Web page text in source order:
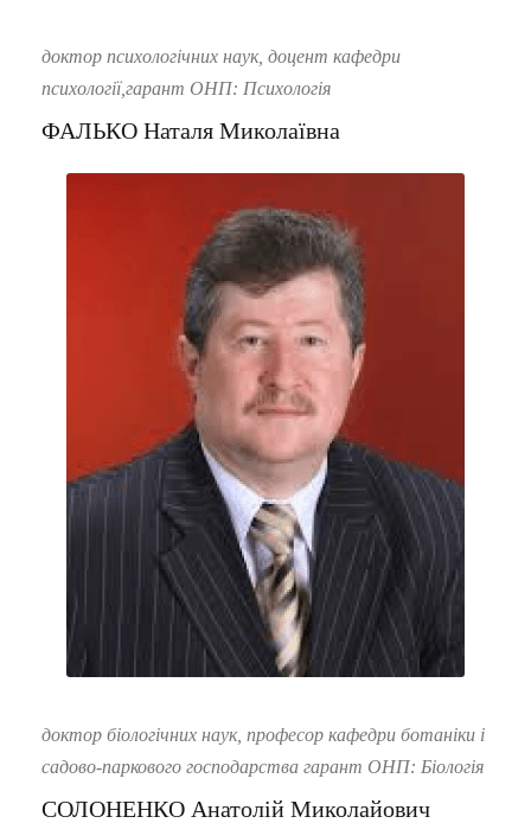
доктор психологічних наук, доцент кафедри
психології,гарант ОНП: Психологія
ФАЛЬКО Наталя Миколаївна
доктор біологічних наук, професор кафедри ботаніки і
садово-паркового господарства гарант ОНП: Біологія
СОЛОНЕНКО Анатолій Миколайович